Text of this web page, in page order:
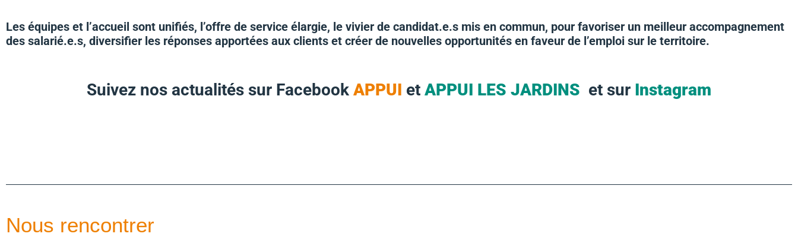
Les équipes et l’accueil sont unifiés, l’offre de service élargie, le vivier de candidat.e.s mis en commun, pour favoriser un meilleur accompagnement
des salarié.e.s, diversifier les réponses apportées aux clients et créer de nouvelles opportunités en faveur de l’emploi sur le territoire.
Suivez nos actualités sur Facebook APPUI et APPUI LES JARDINS et sur Instagram
Nous rencontrer